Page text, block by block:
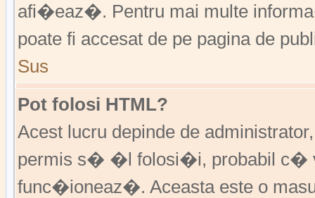
afi�eaz�. Pentru mai multe
poate fi accesat de pe pagina de
Sus
Pot folosi HTML?
Acest lucru depinde de
permis s� �l folosi�i, probabil c�
func�ioneaz�. Aceasta este o